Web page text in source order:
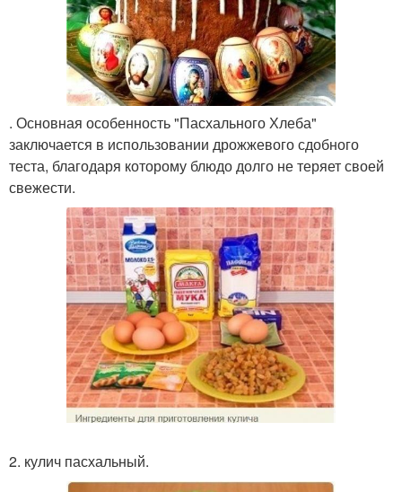
. Основная особенность "Пасхального Хлеба"
заключается в использовании дрожжевого сдобного
теста, благодаря которому блюдо долго не теряет своей
свежести.
2. кулич пасхальный.